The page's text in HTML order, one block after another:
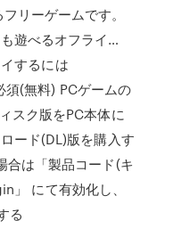
リーゲームです。
遊べるオフライ…
するには
須(無料) PCゲームの
スク版をPC本体に
ード(DL)版を購入す
合は「製品コード(キ
」 にて有効化し、
る